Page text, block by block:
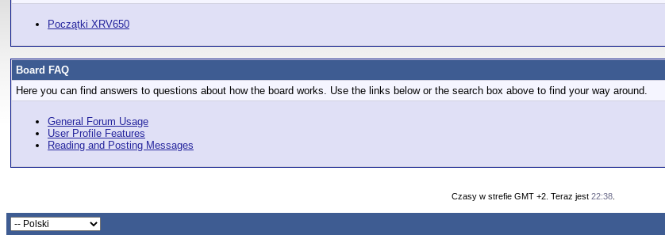
Początki XRV650
Board FAQ
Here you can find answers to questions about how the board works. Use the links below or the search box above to find your way around.
General Forum Usage
User Profile Features
Reading and Posting Messages
Czasy w strefie GMT +2. Teraz jest 22:38